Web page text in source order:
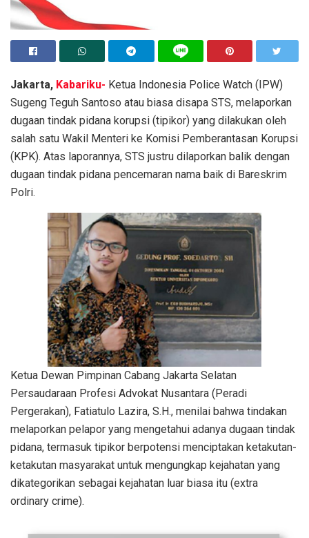
Jakarta, Kabariku- Ketua Indonesia Police Watch (IPW)
Sugeng Teguh Santoso atau biasa disapa STS, melaporkan
dugaan tindak pidana korupsi (tipikor) yang dilakukan oleh
salah satu Wakil Menteri ke Komisi Pemberantasan Korupsi
(KPK). Atas laporannya, STS justru dilaporkan balik dengan
dugaan tindak pidana pencemaran nama baik di Bareskrim
Polri.
Ketua Dewan Pimpinan Cabang Jakarta Selatan
Persaudaraan Profesi Advokat Nusantara (Peradi
Pergerakan), Fatiatulo Lazira, S.H., menilai bahwa tindakan
melaporkan pelapor yang mengetahui adanya dugaan tindak
pidana, termasuk tipikor berpotensi menciptakan ketakutan-
ketakutan masyarakat untuk mengungkap kejahatan yang
dikategorikan sebagai kejahatan luar biasa itu (extra
ordinary crime).